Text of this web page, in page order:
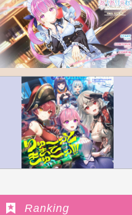
Ranking